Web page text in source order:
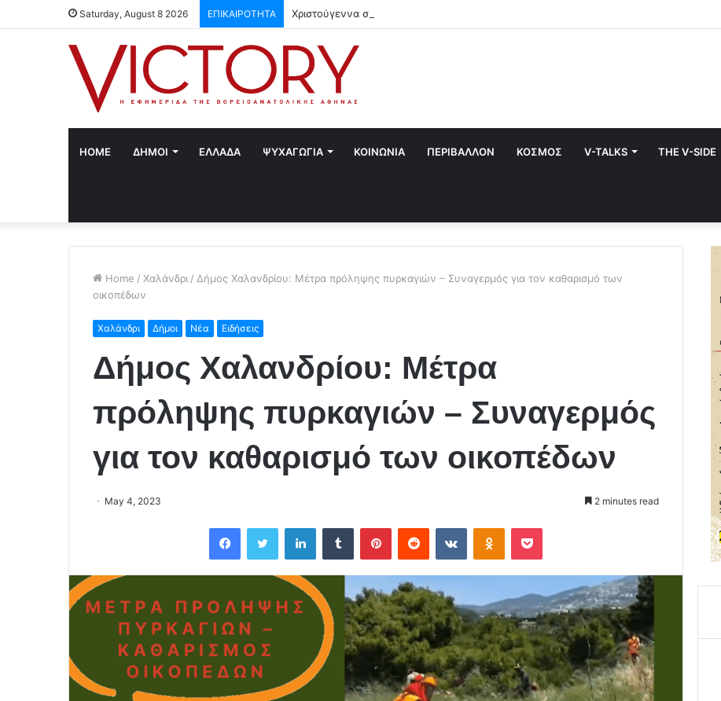
Saturday, August 8 2026 ΕΠΙΚΑΙΡΟΤΗΤΑ Χριστούγεννα στο Χαλάνδρι- Ολες οι εκδηλώσεις του Δήμου
HOME ΔΗΜΟΙ ΕΛΛΑΔΑ ΨΥΧΑΓΩΓΙΑ ΚΟΙΝΩΝΙΑ ΠΕΡΙΒΑΛΛΟΝ ΚΟΣΜΟΣ V-TALKS THE V-SIDE
Home / Χαλάνδρι / Δήμος Χαλανδρίου: Μέτρα πρόληψης πυρκαγιών – Συναγερμός για τον καθαρισμό των
οικοπέδων
Χαλάνδρι Δήμοι Νέα Ειδήσεις
Δήμος Χαλανδρίου: Μέτρα
πρόληψης πυρκαγιών – Συναγερμός
για τον καθαρισμό των οικοπέδων
May 4, 2023 2 minutes read